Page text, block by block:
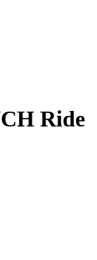
Ride